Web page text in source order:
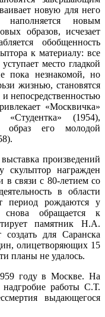
новую для него
наполняется новым
образов, исчезает
обобщенность
к материалу: все
место гладкой
пока незнакомой, но
жизнью, становятся
непосредственностью
«Москвичка»
(1954),
образ его молодой
произведений
награжден
в связи с 80-летием со
в области
период рождаются у
обращается к
памятник Н.А.
для Саранска
олицетворяющих 15
планы не удалось.
году в Москве. На
работы С.Т.
выдающегося